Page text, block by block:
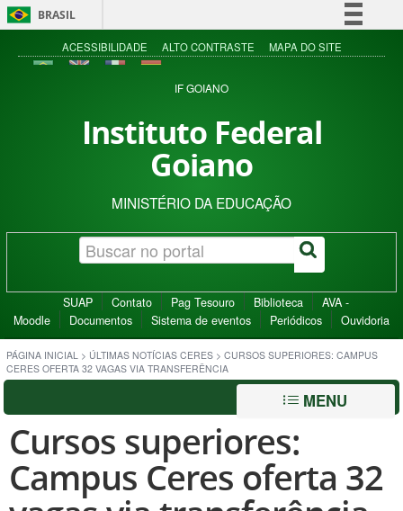
BRASIL
Simplifique!
Acesso à informação
ACESSIBILIDADE ALTO CONTRASTE MAPA DO SITE
IF GOIANO
Instituto Federal
Goiano
MINISTÉRIO DA EDUCAÇÃO
SUAP Contato Pag Tesouro Biblioteca
AVA -
Moodle
Documentos Sistema de eventos Periódicos Ouvidoria
PÁGINA INICIAL > ÚLTIMAS NOTÍCIAS CERES > CURSOS SUPERIORES: CAMPUS
CERES OFERTA 32 VAGAS VIA TRANSFERÊNCIA
MENU
Cursos superiores:
Campus Ceres oferta 32